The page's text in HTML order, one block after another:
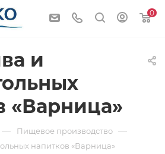
0
и
«Варница»
— Пищевое производство —
напитков «Варница»